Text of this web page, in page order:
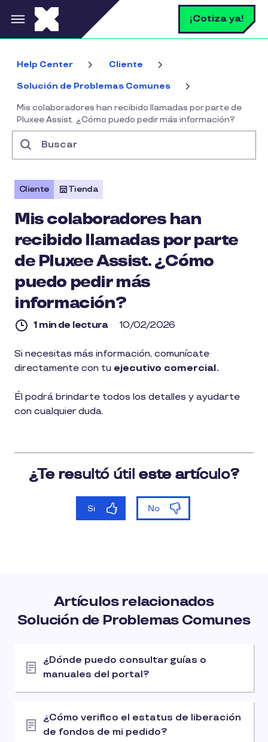
Pasar al contenido principal ¡Cotiza ya!
Help Center Cliente
Solución de Problemas Comunes
Mis colaboradores han recibido llamadas por parte de
Pluxee Assist. ¿Cómo puedo pedir más información?
Cliente Tienda
Mis colaboradores han
recibido llamadas por parte
de Pluxee Assist. ¿Cómo
puedo pedir más
información?
1 min de lectura 10/02/2026
1
de
Si necesitas más información, comunícate
directamente con tu ejecutivo comercial.
Él podrá brindarte todos los detalles y ayudarte
con cualquier duda.
Artículos relacionados
Solución de Problemas Comunes
¿Dónde puedo consultar guías o
manuales del portal?
¿Cómo verifico el estatus de liberación
de fondos de mi pedido?